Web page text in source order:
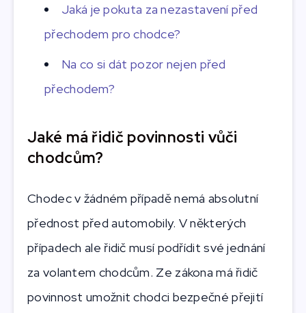
Jaká je pokuta za nezastavení před
přechodem pro chodce?
Na co si dát pozor nejen před
přechodem?
Jaké má řidič povinnosti vůči
chodcům?
Chodec v žádném případě nemá absolutní
přednost před automobily. V některých
případech ale řidič musí podřídit své jednání
za volantem chodcům. Ze zákona má řidič
povinnost umožnit chodci bezpečné přejití